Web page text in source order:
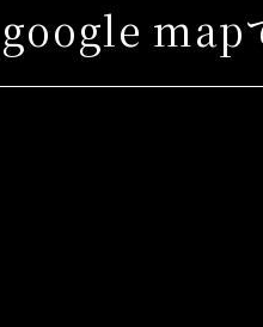
google map